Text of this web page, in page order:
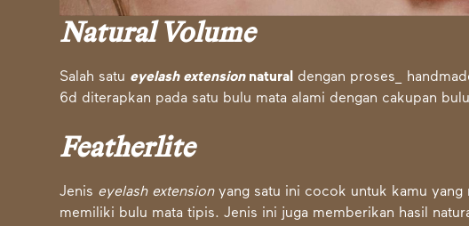
Natural Volume
Salah satu eyelash extensionnatural
dengan proses_
6d diterapkan pada satu bulu mata alami dengan cakupan
Featherlite
Jenis eyelash extensionyang satu ini cocok untuk kamu yang
memiliki bulu mata tipis. Jenis ini juga memberikan hasil